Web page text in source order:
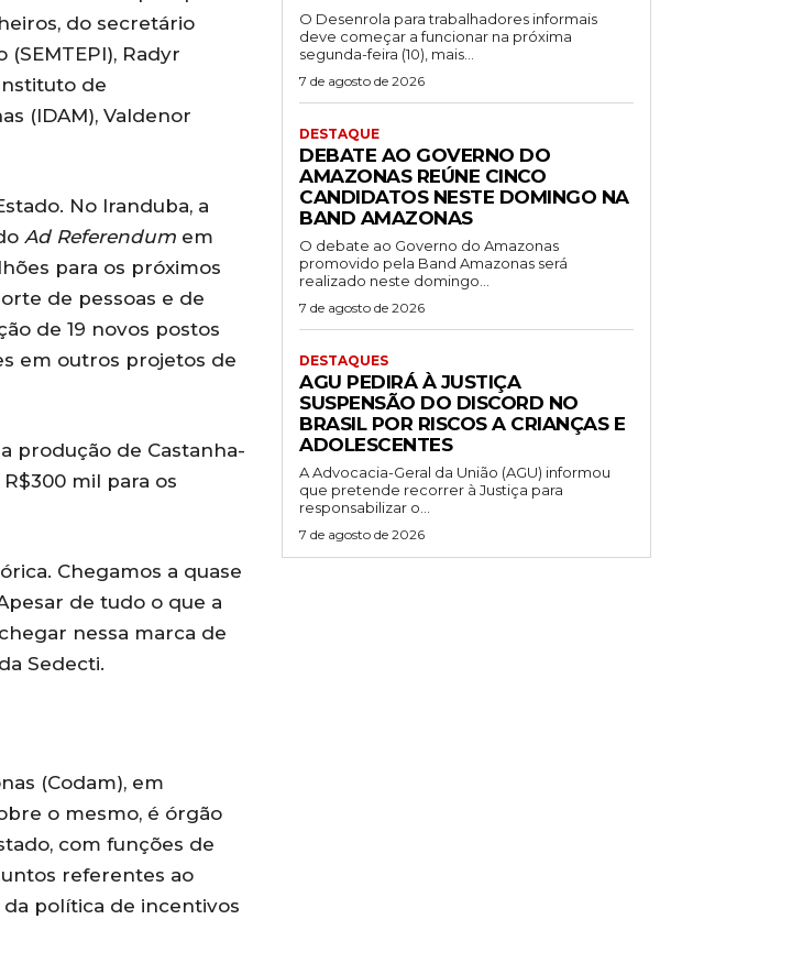
do secretário
Radyr
de
(IDAM), Valdenor
No Iranduba, a
Ad Referendum em
para os próximos
de pessoas e de
de 19 novos postos
em outros projetos de
produção de Castanha-
mil para os
Chegamos a quase
de tudo o que a
nessa marca de
Sedecti.
(Codam), em
o mesmo, é órgão
com funções de
referentes ao
política de incentivos
O Desenrola para trabalhadores informais
deve começar a funcionar na próxima
segunda-feira (10), mais...
7 de agosto de 2026
DESTAQUE
DEBATE AO GOVERNO DO
AMAZONAS REÚNE CINCO
CANDIDATOS NESTE DOMINGO NA
BAND AMAZONAS
O debate ao Governo do Amazonas
promovido pela Band Amazonas será
realizado neste domingo...
7 de agosto de 2026
DESTAQUES
AGU PEDIRÁ À JUSTIÇA
SUSPENSÃO DO DISCORD NO
BRASIL POR RISCOS A CRIANÇAS E
ADOLESCENTES
A Advocacia-Geral da União (AGU) informou
que pretende recorrer à Justiça para
responsabilizar o...
7 de agosto de 2026